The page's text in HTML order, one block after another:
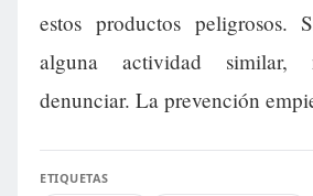
estos productos peligrosos.
alguna actividad
denunciar. La prevención
ETIQUETAS